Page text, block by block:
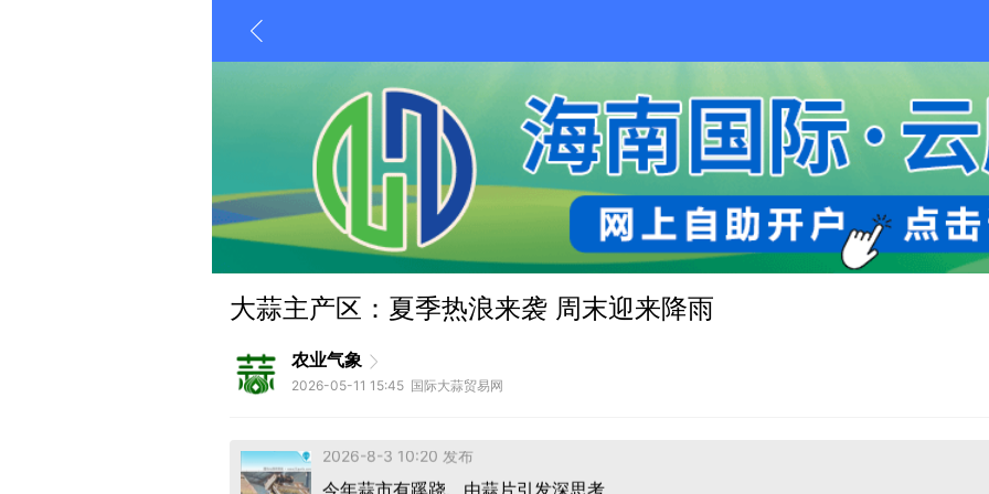
大蒜主产区：夏季热浪来袭 周末迎来降雨
农业气象
2026-05-11 15:45 国际大蒜贸易网
2026-8-3 10:20 发布
今年蒜市有蹊跷、由蒜片引发深思考
2026-8-4 08:09 发布
今年蒜市有蹊跷、由蒜片引发深思考